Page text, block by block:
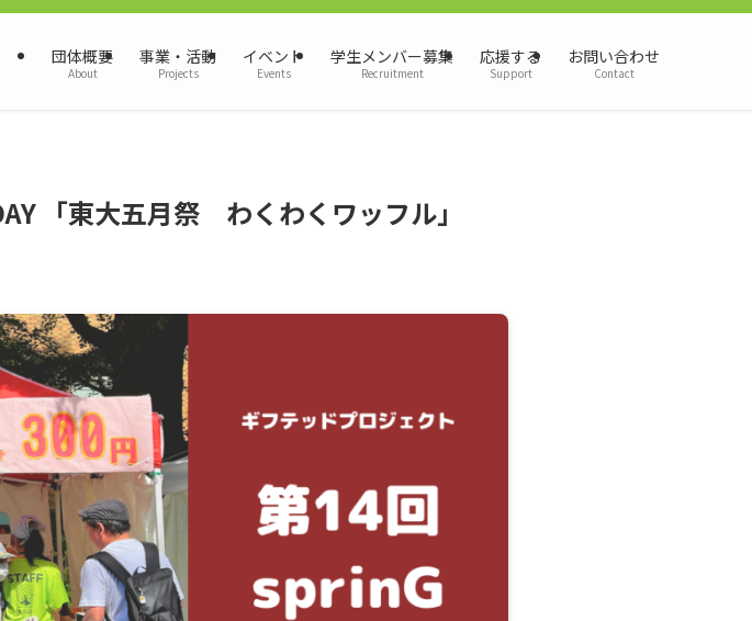
団体概要
About
事業・活動
Projects
イベント
Events
学生メンバー募集
Recruitment
応援する
Support
お問い合わせ
Contact
「東大五月祭 わくわくワッフル」